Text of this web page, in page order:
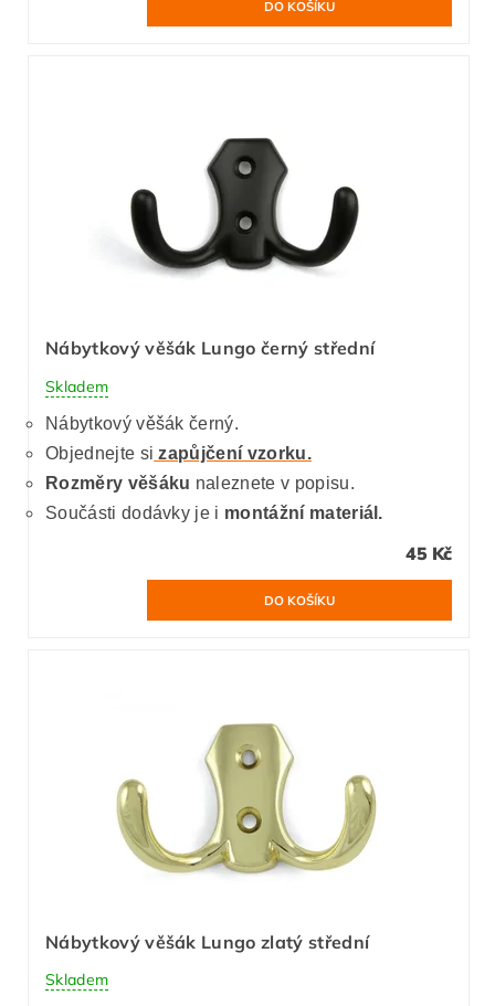
Nábytkový věšák Lungo černý střední
Skladem
Nábytkový věšák černý.
Objednejte si zapůjčení vzorku.
Rozměry věšáku naleznete v popisu.
Součásti dodávky je i montážní materiál.
45 Kč
Nábytkový věšák Lungo zlatý střední
Skladem